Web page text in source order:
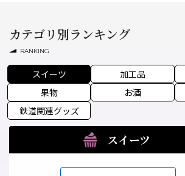
カテゴリ別ランキング
RANKING
スイーツ 加工品
果物
お酒
鉄道関連グッズ
スイーツ